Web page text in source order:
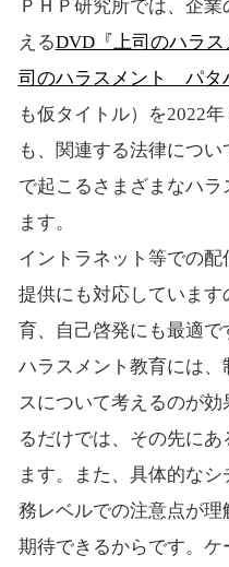
ＰＨＰ研究所では、企
えるDVD『上司のハラ
司のハラスメント パタ
も仮タイトル）を2022
も、関連する法律につ
で起こるさまざまなハ
ます。
イントラネット等での
提供にも対応していま
育、自己啓発にも最適で
ハラスメント教育には
スについて考えるのが
るだけでは、その先に
ます。また、具体的な
務レベルでの注意点が
期待できるからです。